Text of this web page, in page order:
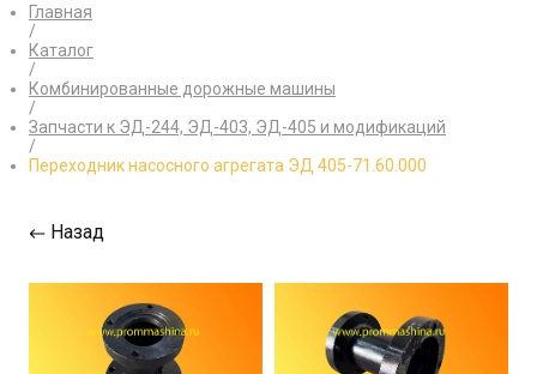
Главная
/
Каталог
/
Комбинированные дорожные машины
/
Запчасти к ЭД-244, ЭД-403, ЭД-405 и модификаций
/
Переходник насосного агрегата ЭД 405-71.60.000
Назад